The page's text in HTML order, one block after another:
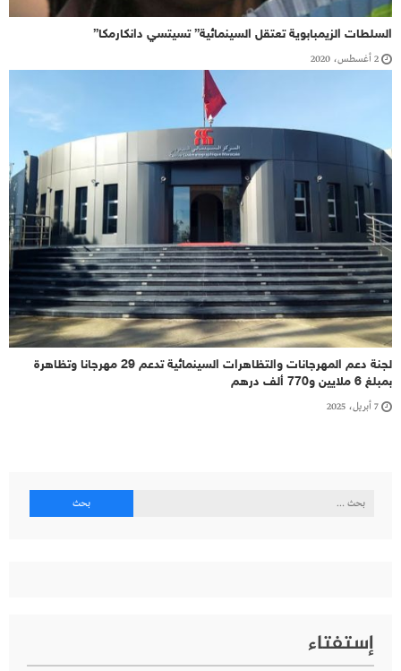
السلطات الزيمبابوية تعتقل السينمائية” تسيتسي دانكارمكا”
2 أغسطس، 2020
لجنة دعم المهرجانات والتظاهرات السينمائية تدعم 29 مهرجانا وتظاهرة
بمبلغ 6 ملايين و770 ألف درهم
7 أبريل، 2025
البحث
إستفتاء